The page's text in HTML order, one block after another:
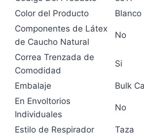
Color del Producto
Blanco
Componentes de Látex
de Caucho Natural
No
Correa Trenzada de
Comodidad
Si
Embalaje
Bulk
En Envoltorios
Individuales
No
Estilo de Respirador
Taza